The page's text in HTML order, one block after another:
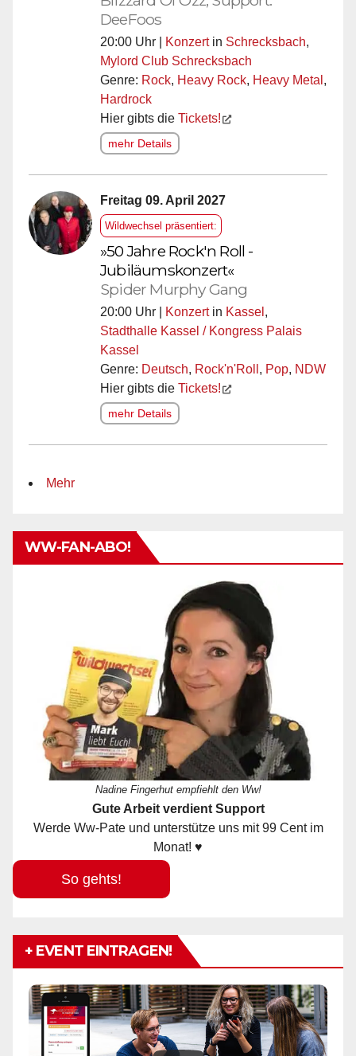
DeeFoos
20:00 Uhr | Konzertin Schrecksbach,
Mylord Club Schrecksbach
Genre: Rock, Heavy Rock, Heavy Metal ,
Hardrock
Hier gibts die Tickets!
mehr Details
Freitag 09. April 2027
Wildwechsel präsentiert:
»50 Jahre Rock'n Roll -
Jubiläumskonzert«
Spider Murphy Gang
20:00 Uhr | Konzertin Kassel ,
Stadthalle Kassel / Kongress Palais
Kassel
Genre: Deutsch, Rock'n'Roll , Pop, NDW
Hier gibts die Tickets!
mehr Details
Mehr
WW-FAN-ABO!
Nadine Fingerhut empfiehlt den Ww!
Gute Arbeit verdient Support
Werde Ww-Pate und unterstütze uns mit 99 Cent im
Monat! ♥
So gehts!
+ EVENT EINTRAGEN!